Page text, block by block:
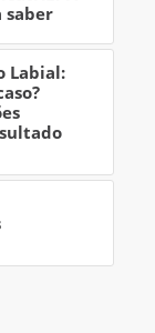
saber
Labial: